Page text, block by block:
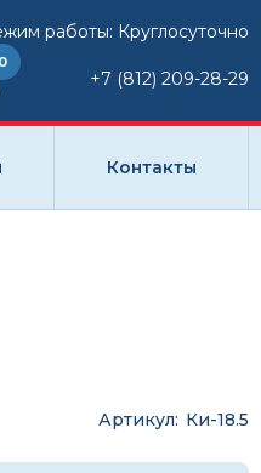
работы: Круглосуточно
0
+7 (812) 209-28-29
Контакты
Артикул Ки-18.5